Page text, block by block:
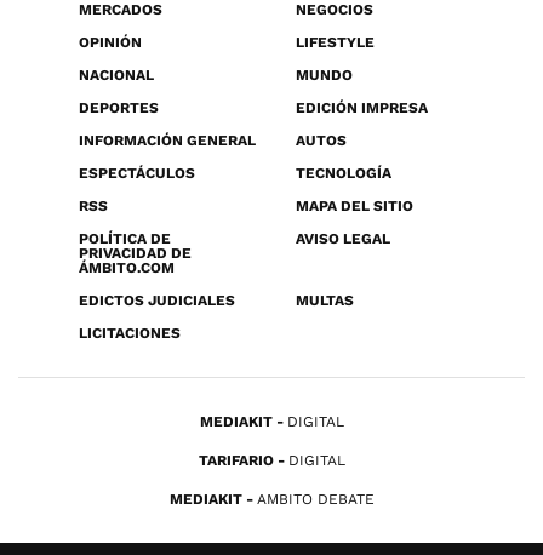
MERCADOS
NEGOCIOS
OPINIÓN
LIFESTYLE
NACIONAL
MUNDO
DEPORTES
EDICIÓN IMPRESA
INFORMACIÓN GENERAL
AUTOS
ESPECTÁCULOS
TECNOLOGÍA
RSS
MAPA DEL SITIO
POLÍTICA DE
PRIVACIDAD DE
ÁMBITO.COM
AVISO LEGAL
EDICTOS JUDICIALES
MULTAS
LICITACIONES
MEDIAKIT DIGITAL
TARIFARIO DIGITAL
MEDIAKIT AMBITO DEBATE